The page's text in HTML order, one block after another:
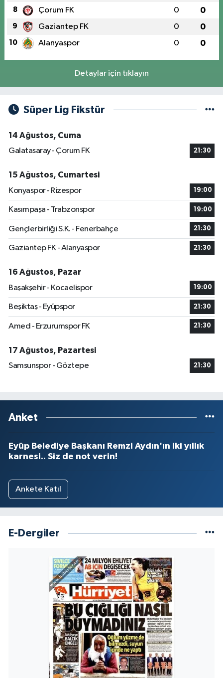
8 Çorum FK 0 0
9 Gaziantep FK 0 0
10 Alanyaspor 0 0
Detaylar için tıklayın
Süper Lig Fikstür
14 Ağustos, Cuma
Galatasaray - Çorum FK
21:30
15 Ağustos, Cumartesi
Konyaspor - Rizespor
19:00
Kasımpaşa - Trabzonspor 19:00
Gençlerbirliği S.K. - Fenerbahçe 21:30
Gaziantep FK - Alanyaspor 21:30
16 Ağustos, Pazar
Başakşehir - Kocaelispor
19:00
Beşiktaş - Eyüpspor 21:30
Amed - Erzurumspor FK 21:30
17 Ağustos, Pazartesi
Samsunspor - Göztepe
21:30
Anket
Eyüp Belediye Başkanı Remzi Aydın'ın iki yıllık
karnesi.. Siz de not verin!
Ankete Katıl
E-Dergiler